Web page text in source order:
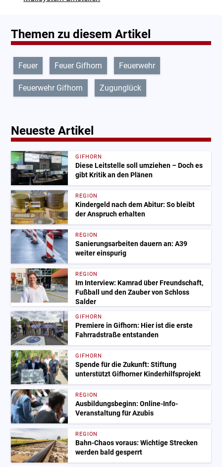
Themen zu diesem Artikel
Feuer Feuer Gifhorn Feuerwehr
Feuerwehr Gifhorn Zugunglück
Neueste Artikel
GIFHORN
Diese Leitstelle soll umziehen – Doch es
gibt Kritik an den Plänen
REGION
Kindergeld nach dem Abitur: So bleibt
der Anspruch erhalten
REGION
Sanierungsarbeiten dauern an: A39
weiter einspurig
REGION
Im Interview: Kamrad über Freundschaft,
Fußball und den Zauber von Schloss
Salder
GIFHORN
Premiere in Gifhorn: Hier ist die erste
Fahrradstraße entstanden
GIFHORN
Spende für die Zukunft: Stiftung
unterstützt Gifhorner Kinderhilfsprojekt
REGION
Ausbildungsbeginn: Online-Info-
Veranstaltung für Azubis
REGION
Bahn-Chaos voraus: Wichtige Strecken
werden bald gesperrt